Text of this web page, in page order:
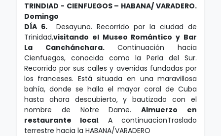
TRINDIAD - CIENFUEGOS – HABANA/ VARADERO.
Domingo
DÍA 6.Desayuno. Recorrido por la ciudad de
Trinidad,visitando el Museo Romántico y Bar
La Canchánchara.Continuación hacia
Cienfuegos, conocida como la Perla del Sur.
Recorrido por sus calles y avenidas fundadas por
los franceses. Está situada en una maravillosa
bahía, donde se halla el mayor coral de Cuba
hasta ahora descubierto, y bautizado con el
nombre de Notre Dame.Almuerzo en
restaurante local. A continuacionTraslado
terrestre hacia la HABANA/VARADERO